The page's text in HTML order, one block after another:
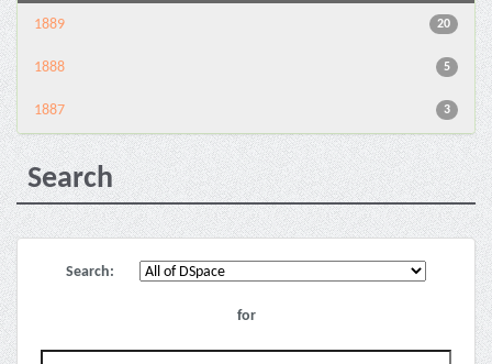
20
1889
5
1888
3
1887
Search
Search:
for